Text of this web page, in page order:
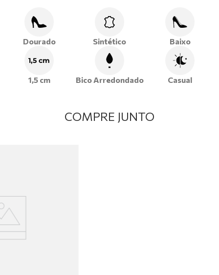
Dourado Sintético Baixo
1,5 cm
1,5 cm Bico Arredondado Casual
COMPRE JUNTO